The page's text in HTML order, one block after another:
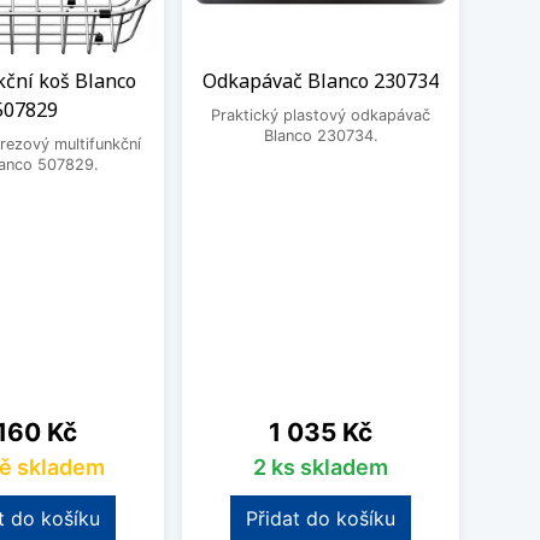
koš Blanco
multifunkční
507829.
Kč
skladem
do košíku
Odkapávač Blanco 230734
Praktický plastový odkapávač
Blanco 230734.
Cena
1 035 Kč
2 ks skladem
Přidat do košíku